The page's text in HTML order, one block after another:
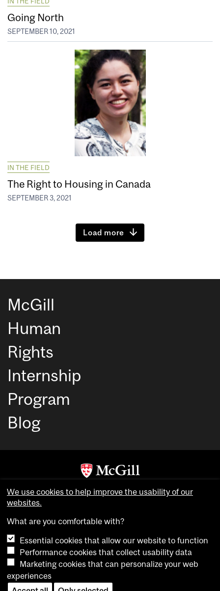
Going North
SEPTEMBER 10, 2021
IN THE FIELD
The Right to Housing in Canada
SEPTEMBER 3, 2021
Load more
McGill
Human
Rights
Internship
Program
Blog
Copyright © McGill University. All rights reserved.
Cookie settings
We use cookies to help improve the usability of our
websites.
What are you comfortable with?
Essential cookies that allow our website to function
Performance cookies that collect usability data
Marketing cookies that can personalize your web
experiences